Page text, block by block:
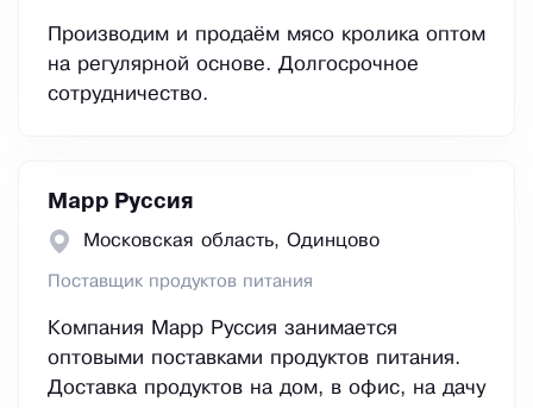
Производим и продаём мясо кролика оптом
на регулярной основе. Долгосрочное
сотрудничество.
Марр Руссия
Московская область, Одинцово
Поставщик продуктов питания
Компания Марр Руссия занимается
оптовыми поставками продуктов питания.
Доставка продуктов на дом, в офис, на дачу